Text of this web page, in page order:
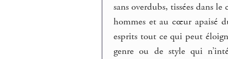
sans overdubs, tissées dans
hommes et au cœur apaisé
esprits tout ce qui peut
genre ou de style qui